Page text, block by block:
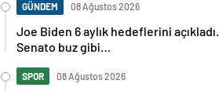
GÜNDEM 08 Ağustos 2026
Joe Biden 6 aylık hedeflerini açıkladı.
Senato buz gibi…
SPOR 08 Ağustos 2026